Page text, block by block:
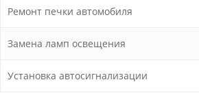
Ремонт печки автомобиля
Замена ламп освещения
Установка автосигнализации